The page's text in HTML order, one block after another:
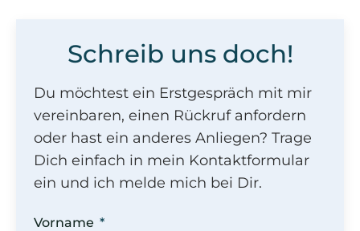
Schreib uns doch!
Du möchtest ein Erstgespräch mit mir
vereinbaren, einen Rückruf anfordern
oder hast ein anderes Anliegen? Trage
Dich einfach in mein Kontaktformular
ein und ich melde mich bei Dir.
Vorname